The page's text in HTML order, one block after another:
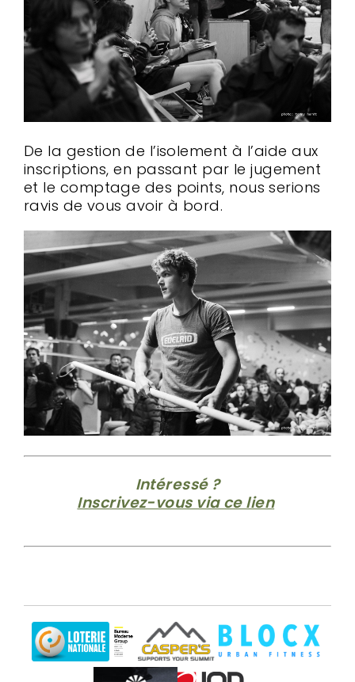
De la gestion de l’isolement à l’aide aux
inscriptions, en passant par le jugement
et le comptage des points, nous serions
ravis de vous avoir à bord.
Intéressé ?
Inscrivez-vous via ce lien